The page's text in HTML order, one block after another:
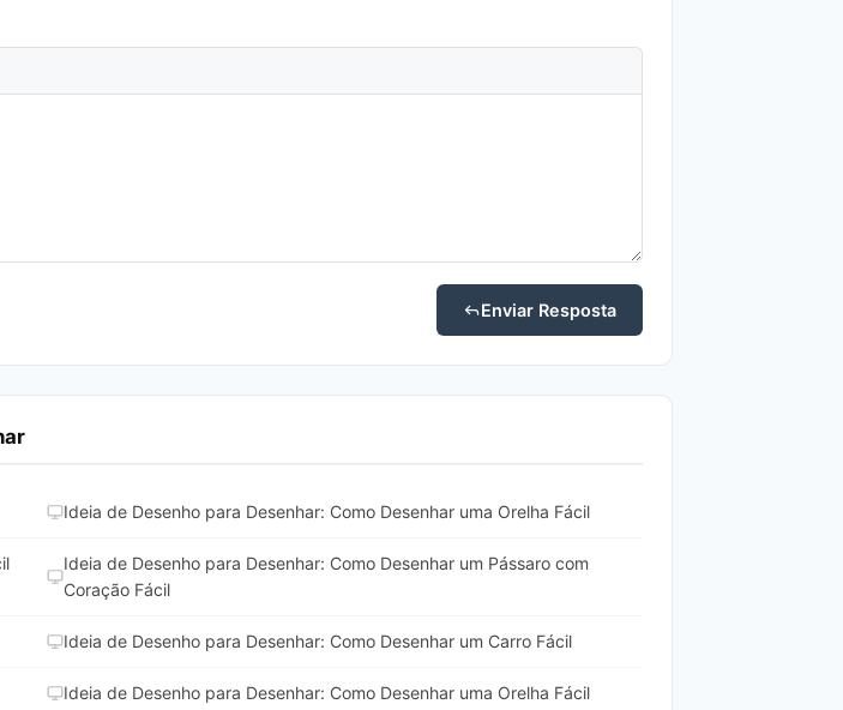
Enviar Resposta
Ideia de Desenho para Desenhar: Como Desenhar uma Orelha Fácil
Ideia de Desenho para Desenhar: Como Desenhar um Pássaro com
Coração Fácil
Ideia de Desenho para Desenhar: Como Desenhar um Carro Fácil
Ideia de Desenho para Desenhar: Como Desenhar uma Orelha Fácil